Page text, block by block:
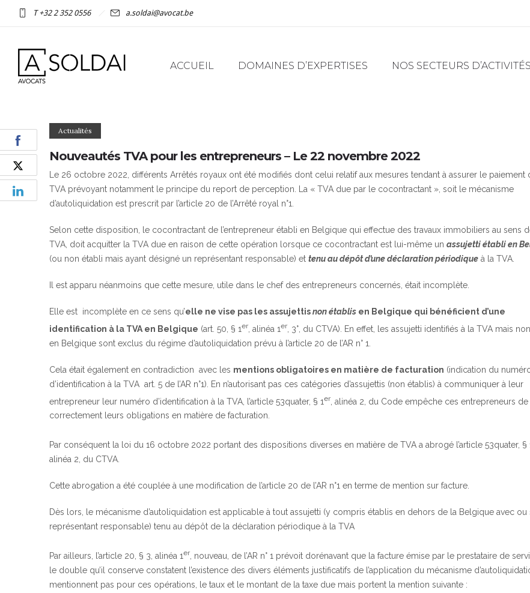
T +32 2 352 0556 a.soldai@avocat.be
ACCUEIL DOMAINES D’EXPERTISES NOS SECTEURS D’ACTIVITÉS
Actualités
Nouveautés TVA pour les entrepreneurs – Le 22 novembre 2022
Le 26 octobre 2022, différents Arrêtés royaux ont été modifiés dont celui relatif aux mesures tendant à assurer le paiement
TVA prévoyant notamment le principe du report de perception. La « TVA due par le cocontractant », soit le mécanisme
d’autoliquidation est prescrit par l’article 20 de l’Arrêté royal n°1.
Selon cette disposition, le cocontractant de l’entrepreneur établi en Belgique qui effectue des travaux immobiliers au sens
TVA, doit acquitter la TVA due en raison de cette opération lorsque ce cocontractant est lui-même un assujetti établi en
(ou non établi mais ayant désigné un représentant responsable) et tenu au dépôt d’une déclaration périodique à la TVA.
Il est apparu néanmoins que cette mesure, utile dans le chef des entrepreneurs concernés, était incomplète.
Elle est incomplète en ce sens qu’elle ne vise pas les assujettisnon établis en Belgique qui bénéficient d’une
identification à la TVA en Belgique (art. 50, § 1er , alinéa 1er , 3°, du CTVA). En effet, les assujetti identifiés à la TVA mais
en Belgique sont exclus du régime d’autoliquidation prévu à l’article 20 de l’AR n° 1.
Cela était également en contradiction avec les mentions obligatoires en matière de facturation (indication du
d’identification à la TVA art. 5 de l’AR n°1). En n’autorisant pas ces catégories d’assujettis (non établis) à communiquer à leur
entrepreneur leur numéro d’identification à la TVA, l’article 53quater, § 1er , alinéa 2, du Code empêche ces entrepreneurs
correctement leurs obligations en matière de facturation.
Par conséquent la loi du 16 octobre 2022 portant des dispositions diverses en matière de TVA a abrogé l’article 53quater, §
alinéa 2, du CTVA.
Cette abrogation a été couplée à une modification de l’article 20 de l’AR n°1 en terme de mention sur facture.
Dès lors, le mécanisme d’autoliquidation est applicable à tout assujetti (y compris établis en dehors de la Belgique avec ou
représentant responsable) tenu au dépôt de la déclaration périodique à la TVA
Par ailleurs, l’article 20, § 3, alinéa 1er , nouveau, de l’AR n° 1 prévoit dorénavant que la facture émise par le prestataire de
le double qu’il conserve constatent l’existence des divers éléments justificatifs de l’application du mécanisme
mentionnent pas pour ces opérations, le taux et le montant de la taxe due mais portent la mention suivante :